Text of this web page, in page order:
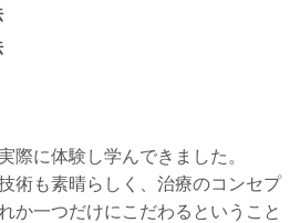
際に体験し学んできました。
術も素晴らしく、治療のコンセプ
か一つだけにこだわるということ